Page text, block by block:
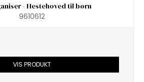
- Hestehoved til børn
9610612
VIS PRODUKT